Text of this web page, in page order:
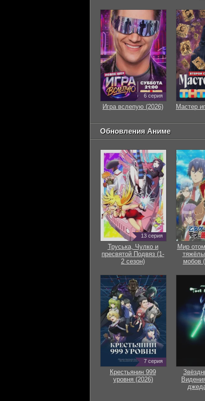
6 серия
Игра вслепую (2026) Мастер
Обновления Аниме
13 серия
Труська, Чулко и
пресвятой Подвяз (1-
2 сезон)
Мир
мобов
7 серия
Крестьянин 999
уровня (2026)